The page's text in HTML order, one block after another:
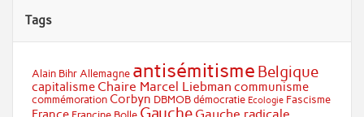
Tags
Alain Bihr Allemagne antisémitisme Belgique
capitalisme Chaire Marcel Liebman communisme
commémoration Corbyn DBMOB démocratie Ecologie Fascisme
Gauche Gauche radicale